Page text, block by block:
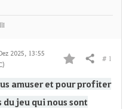
2025, 13:55
F
a
Teilen # 1
amuser et pour profiter
jeu qui nous sont